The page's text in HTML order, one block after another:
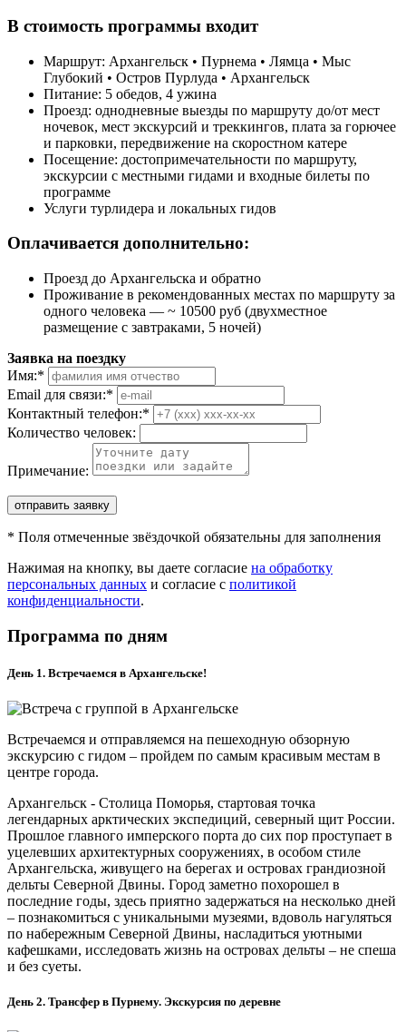
В стоимость программы входит
Маршрут: Архангельск • Пурнема • Лямца • Мыс
Глубокий • Остров Пурлуда • Архангельск
Питание: 5 обедов, 4 ужина
Проезд: однодневные выезды по маршруту до/от мест
ночевок, мест экскурсий и треккингов, плата за горючее
и парковки, передвижение на скоростном катере
Посещение: достопримечательности по маршруту,
экскурсии с местными гидами и входные билеты по
программе
Услуги турлидера и локальных гидов
Оплачивается дополнительно:
Проезд до Архангельска и обратно
Проживание в рекомендованных местах по маршруту за
одного человека — ~ 10500 руб (двухместное
размещение с завтраками, 5 ночей)
Заявка на поездку
Имя:*
Email для связи:*
Контактный телефон:*
Количество человек:
Примечание:
отправить заявку
* Поля отмеченные звёздочкой обязательны для заполнения
Нажимая на кнопку, вы даете согласие на обработку
персональных данных и согласие с политикой
конфиденциальности.
Программа по дням
День 1. Встречаемся в Архангельске!
Встречаемся и отправляемся на пешеходную обзорную
экскурсию с гидом – пройдем по самым красивым местам в
центре города.
Архангельск - Столица Поморья, стартовая точка
легендарных арктических экспедиций, северный щит России.
Прошлое главного имперского порта до сих пор проступает в
уцелевших архитектурных сооружениях, в особом стиле
Архангельска, живущего на берегах и островах грандиозной
дельты Северной Двины. Город заметно похорошел в
последние годы, здесь приятно задержаться на несколько дней
– познакомиться с уникальными музеями, вдоволь нагуляться
по набережным Северной Двины, насладиться уютными
кафешками, исследовать жизнь на островах дельты – не спеша
и без суеты.
День 2. Трансфер в Пурнему. Экскурсия по деревне